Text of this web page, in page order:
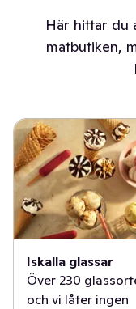
Här hittar du
matbutiken,
Iskalla glassar
Över 230
och vi låter ingen